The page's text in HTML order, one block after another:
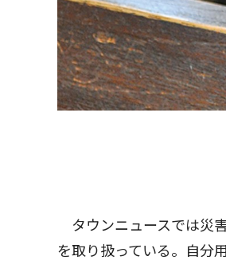
タウンニュースでは災
を取り扱っている。自分